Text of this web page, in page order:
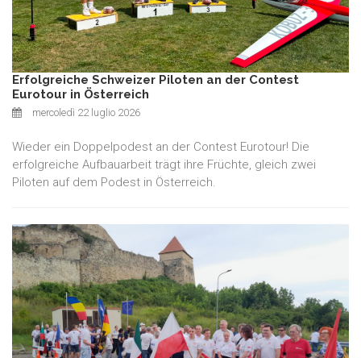
Erfolgreiche Schweizer Piloten an der Contest
Eurotour in Österreich
mercoledì 22 luglio 2026
Wieder ein Doppelpodest an der Contest Eurotour! Die
erfolgreiche Aufbauarbeit trägt ihre Früchte, gleich zwei
Piloten auf dem Podest in Österreich.